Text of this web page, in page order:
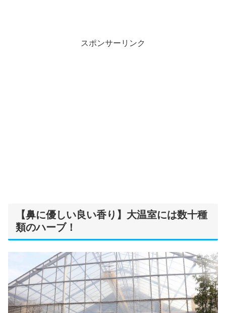
スポンサーリンク
【鼻に優しい良い香り】大温室には数十種
類のハーブ！